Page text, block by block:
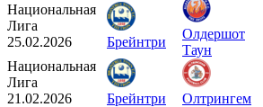
Национальная
Лига
25.02.2026
Брейнтри
Олдершот
Таун
Национальная
Лига
21.02.2026
Брейнтри Олтрингем